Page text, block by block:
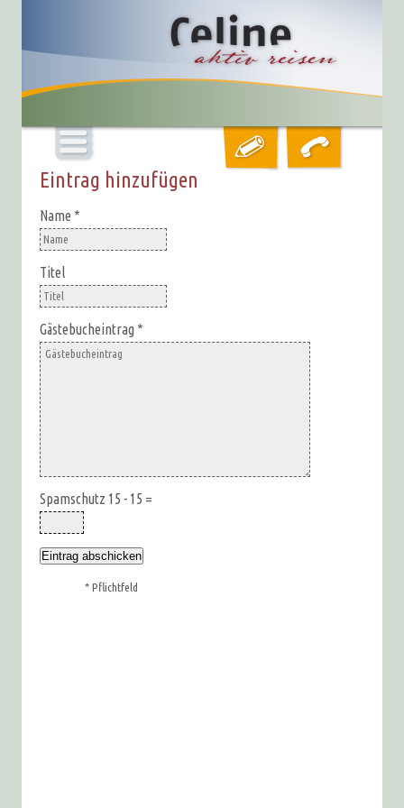
Eintrag hinzufügen
Name *
Titel
Gästebucheintrag *
Spamschutz 15 - 15 =
* Pflichtfeld